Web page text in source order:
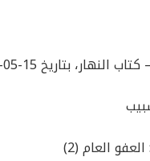
بتاريخ 15-05-2026 | 05:03
العام (2)